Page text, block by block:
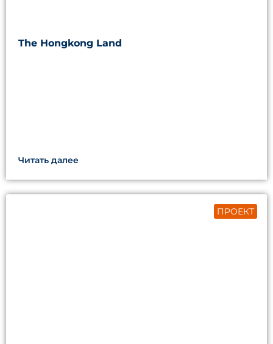
The Hongkong Land
Читать далее
ПРОЕКТ